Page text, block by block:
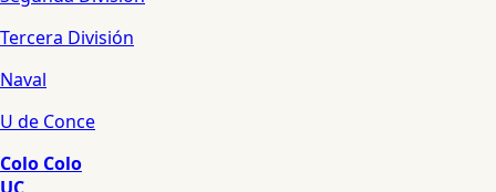
Tercera División
Naval
U de Conce
Colo Colo